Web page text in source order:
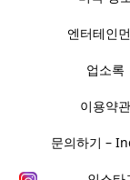
엔터테인먼
업소록
이용약관
문의하기 –
인스